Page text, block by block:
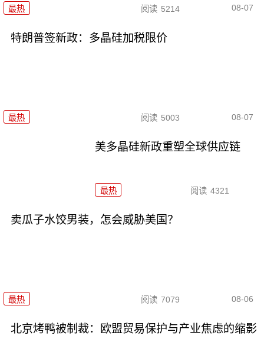
最热 阅读 5214 08-07
特朗普签新政：多晶硅加税限价
最热 阅读 5003 08-07
美多晶硅新政重塑全球供应链
最热 阅读 4321
卖瓜子水饺男装，怎会威胁美国？
最热 阅读 7079 08-06
北京烤鸭被制裁：欧盟贸易保护与产业焦虑的缩影